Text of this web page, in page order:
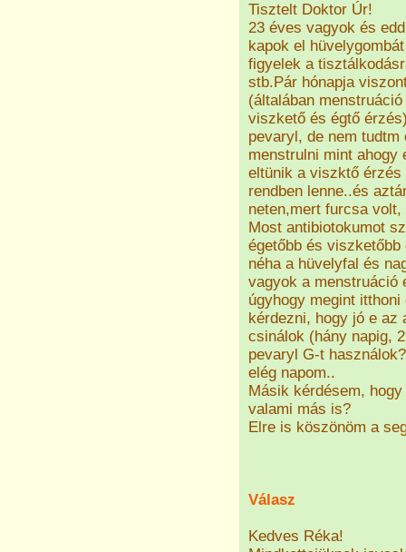
Tisztelt Doktor Úr!
23 éves vagyok és
kapok el
figyelek a
stb.Pár hónapja
(általában
viszkető és égtő
pevaryl, de nem
menstrulni mint ahogy
eltünik a viszktő érzés
rendben lenne..és
neten,mert furcsa
Most antibiotokumot
égetőbb és
néha a hüvelyfal és
vagyok a menstruáció
úgyhogy megint
kérdezni, hogy jó e az
csinálok (hány napig,
pevaryl G-t
elég napom..
Másik kérdésem,
valami más is?
Elre is köszönöm a
Válasz
Kedves Réka!